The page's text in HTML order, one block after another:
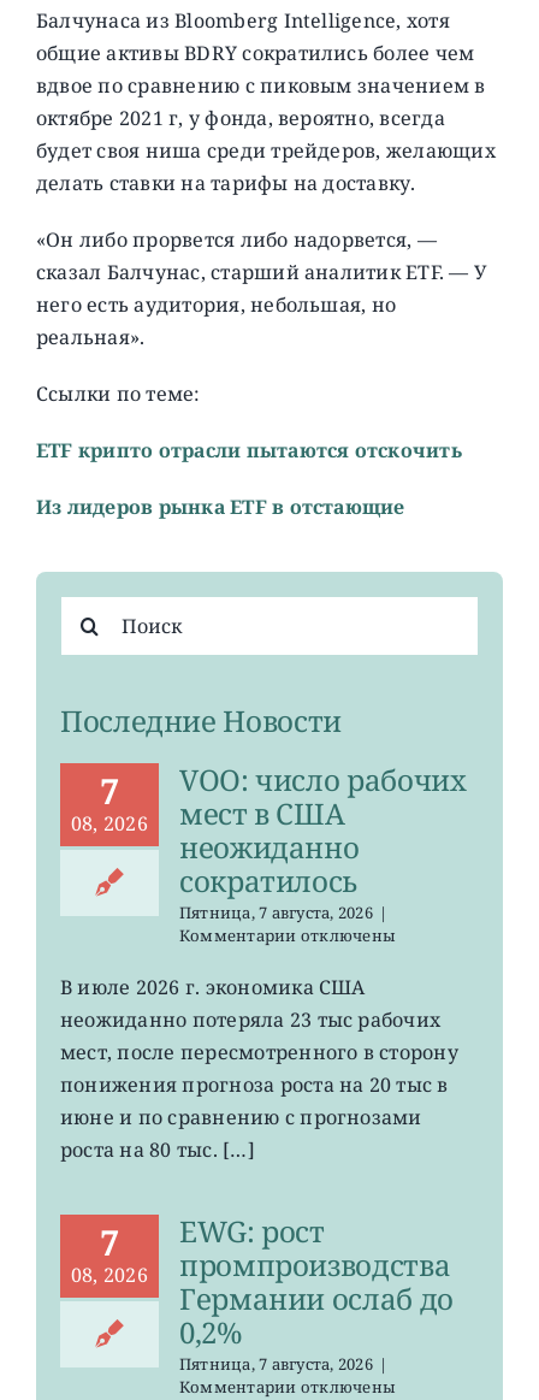
Балчунаса из Bloomberg Intelligence, хотя
общие активы BDRY сократились более чем
вдвое по сравнению с пиковым значением в
октябре 2021 г, у фонда, вероятно, всегда
будет своя ниша среди трейдеров, желающих
делать ставки на тарифы на доставку.
«Он либо прорвется либо надорвется, —
сказал Балчунас, старший аналитик ETF. — У
него есть аудитория, небольшая, но
реальная».
Ссылки по теме:
ETF крипто отрасли пытаются отскочить
Из лидеров рынка ETF в отстающие
Результат
поиска:
Последние Новости
7
08, 2026
VOO: число рабочих
мест в США
неожиданно
сократилось
Пятница, 7 августа, 2026 |
Комментариик
VOO:
рабочих
мест
США
неожиданно
отключены
В июле 2026 г. экономика США
неожиданно потеряла 23 тыс рабочих
мест, после пересмотренного в сторону
понижения прогноза роста на 20 тыс в
июне и по сравнению с прогнозами
роста на 80 тыс. […]
7
08, 2026
EWG: рост
промпроизводства
Германии ослаб до
0,2%
Пятница, 7 августа, 2026 |
Комментариикотключены